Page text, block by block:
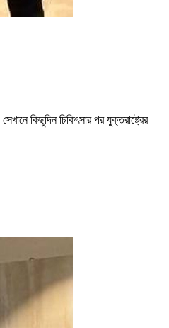
কিছুদিন চিকিৎসার পর যুক্তরাষ্ট্রের